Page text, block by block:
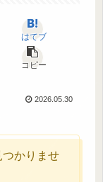
はてブ
コピー
2026.05.30
つかりませ